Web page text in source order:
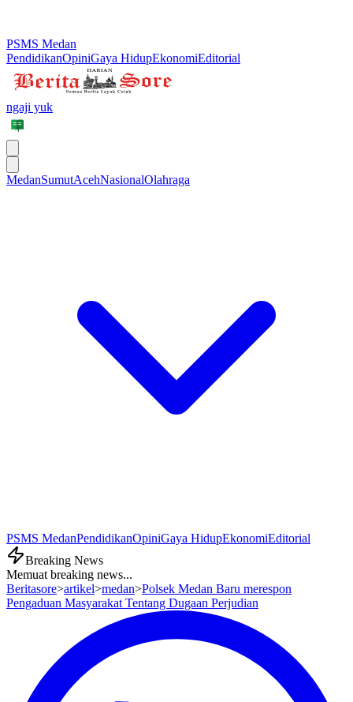
PSMS Medan
PendidikanOpiniGaya HidupEkonomiEditorial
ngaji yuk
MedanSumutAcehNasionalOlahraga
PSMS MedanPendidikanOpiniGaya HidupEkonomiEditorial
Breaking News
Memuat breaking news...
Beritasore>artikel>medan>Polsek Medan Baru merespon
Pengaduan Masyarakat Tentang Dugaan Perjudian